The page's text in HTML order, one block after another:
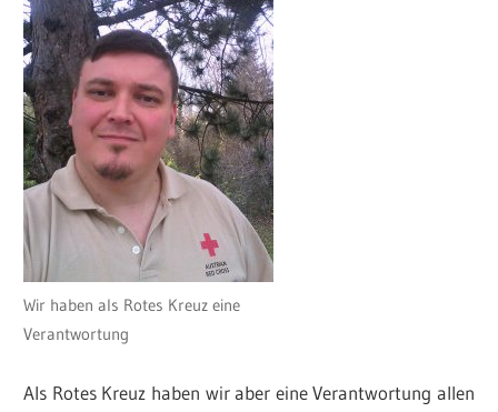
Wir haben als Rotes Kreuz eine
Verantwortung
Als Rotes Kreuz haben wir aber eine Verantwortung allen